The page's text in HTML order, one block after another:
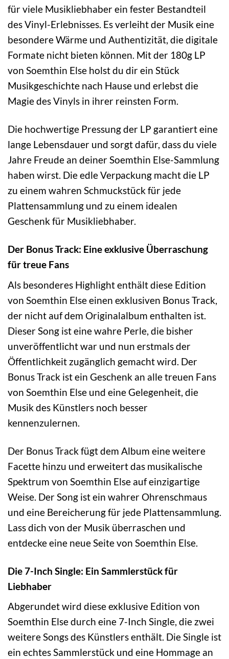
für viele Musikliebhaber ein fester Bestandteil
des Vinyl-Erlebnisses. Es verleiht der Musik eine
besondere Wärme und Authentizität, die digitale
Formate nicht bieten können. Mit der 180g LP
von Soemthin Else holst du dir ein Stück
Musikgeschichte nach Hause und erlebst die
Magie des Vinyls in ihrer reinsten Form.
Die hochwertige Pressung der LP garantiert eine
lange Lebensdauer und sorgt dafür, dass du viele
Jahre Freude an deiner Soemthin Else-Sammlung
haben wirst. Die edle Verpackung macht die LP
zu einem wahren Schmuckstück für jede
Plattensammlung und zu einem idealen
Geschenk für Musikliebhaber.
Der Bonus Track: Eine exklusive Überraschung
für treue Fans
Als besonderes Highlight enthält diese Edition
von Soemthin Else einen exklusiven Bonus Track,
der nicht auf dem Originalalbum enthalten ist.
Dieser Song ist eine wahre Perle, die bisher
unveröffentlicht war und nun erstmals der
Öffentlichkeit zugänglich gemacht wird. Der
Bonus Track ist ein Geschenk an alle treuen Fans
von Soemthin Else und eine Gelegenheit, die
Musik des Künstlers noch besser
kennenzulernen.
Der Bonus Track fügt dem Album eine weitere
Facette hinzu und erweitert das musikalische
Spektrum von Soemthin Else auf einzigartige
Weise. Der Song ist ein wahrer Ohrenschmaus
und eine Bereicherung für jede Plattensammlung.
Lass dich von der Musik überraschen und
entdecke eine neue Seite von Soemthin Else.
Die 7-Inch Single: Ein Sammlerstück für
Liebhaber
Abgerundet wird diese exklusive Edition von
Soemthin Else durch eine 7-Inch Single, die zwei
weitere Songs des Künstlers enthält. Die Single ist
ein echtes Sammlerstück und eine Hommage an